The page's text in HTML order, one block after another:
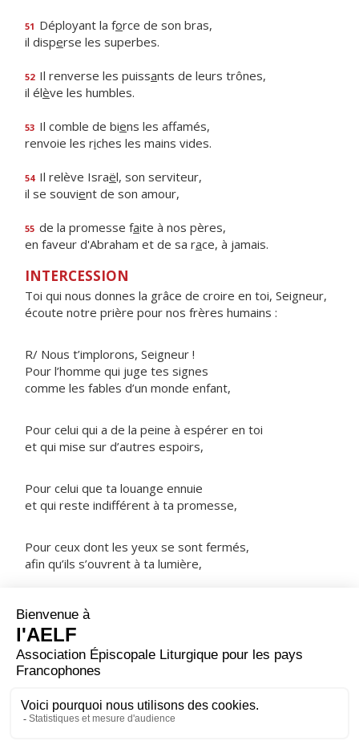
51 Déployant la force de son bras,
il disperse les superbes.
52 Il renverse les puissants de leurs trônes,
il élève les humbles.
53 Il comble de biens les affamés,
renvoie les riches les mains vides.
54 Il relève Israël, son serviteur,
il se souvient de son amour,
55 de la promesse faite à nos pères,
en faveur d'Abraham et de sa race, à jamais.
INTERCESSION
Toi qui nous donnes la grâce de croire en toi, Sei­gneur,
écoute notre prière pour nos frères humains :
R/ Nous t’implorons, Seigneur !
Pour l’homme qui juge tes signes
comme les fables d’un monde enfant,
Pour celui qui a de la peine à espérer en toi
et qui mise sur d’autres espoirs,
Pour celui que ta louange ennuie
et qui reste indifférent à ta promesse,
Pour ceux dont les yeux se sont fermés,
afin qu’ils s’ouvrent à ta lumière,
NOTRE PÈRE
ORAISON
Tu nous as dit, Seigneur, d’écouter ton Fils bien-­aimé ;
foi a besoin : et nous aurons le regard assez pur pour
discerner ta gloire.